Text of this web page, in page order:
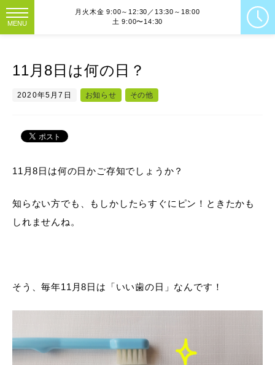
MENU
月火木金 9:00～12:30／13:30～18:00
土 9:00〜14:30
11月8日は何の日？
2020年5月7日 お知らせ その他
11月8日は何の日かご存知でしょうか？
知らない方でも、もしかしたらすぐにピン！ときたかも
しれませんね。
そう、毎年11月8日は「いい歯の日」なんです！